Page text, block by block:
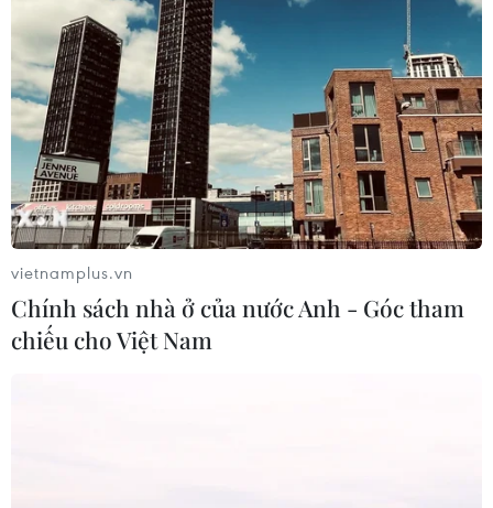
vietnamplus.vn
Chính sách nhà ở của nước Anh - Góc tham
chiếu cho Việt Nam